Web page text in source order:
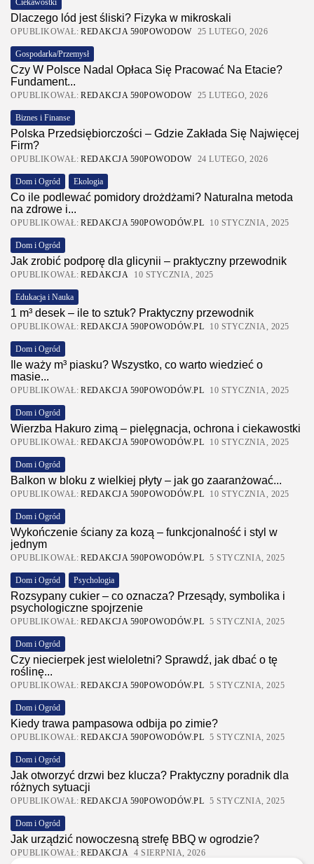
Ciekawostki
Dlaczego lód jest śliski? Fizyka w mikroskali
OPUBLIKOWAŁ: REDAKCJA 590POWODOW 25 LUTEGO, 2026
Gospodarka/Przemysł
Czy W Polsce Nadal Opłaca Się Pracować Na Etacie?
Fundament...
OPUBLIKOWAŁ: REDAKCJA 590POWODOW 25 LUTEGO, 2026
Biznes i Finanse
Polska Przedsiębiorczości – Gdzie Zakłada Się Najwięcej
Firm?
OPUBLIKOWAŁ: REDAKCJA 590POWODOW 24 LUTEGO, 2026
Dom i Ogród Ekologia
Co ile podlewać pomidory drożdżami? Naturalna metoda
na zdrowe i...
OPUBLIKOWAŁ: REDAKCJA 590POWODÓW.PL 10 STYCZNIA, 2025
Dom i Ogród
Jak zrobić podporę dla glicynii – praktyczny przewodnik
OPUBLIKOWAŁ: REDAKCJA 10 STYCZNIA, 2025
Edukacja i Nauka
1 m³ desek – ile to sztuk? Praktyczny przewodnik
OPUBLIKOWAŁ: REDAKCJA 590POWODÓW.PL 10 STYCZNIA, 2025
Dom i Ogród
Ile waży m³ piasku? Wszystko, co warto wiedzieć o
masie...
OPUBLIKOWAŁ: REDAKCJA 590POWODÓW.PL 10 STYCZNIA, 2025
Dom i Ogród
Wierzba Hakuro zimą – pielęgnacja, ochrona i ciekawostki
OPUBLIKOWAŁ: REDAKCJA 590POWODÓW.PL 10 STYCZNIA, 2025
Dom i Ogród
Balkon w bloku z wielkiej płyty – jak go zaaranżować...
OPUBLIKOWAŁ: REDAKCJA 590POWODÓW.PL 10 STYCZNIA, 2025
Dom i Ogród
Wykończenie ściany za kozą – funkcjonalność i styl w
jednym
OPUBLIKOWAŁ: REDAKCJA 590POWODÓW.PL 5 STYCZNIA, 2025
Dom i Ogród Psychologia
Rozsypany cukier – co oznacza? Przesądy, symbolika i
psychologiczne spojrzenie
OPUBLIKOWAŁ: REDAKCJA 590POWODÓW.PL 5 STYCZNIA, 2025
Dom i Ogród
Czy niecierpek jest wieloletni? Sprawdź, jak dbać o tę
roślinę...
OPUBLIKOWAŁ: REDAKCJA 590POWODÓW.PL 5 STYCZNIA, 2025
Dom i Ogród
Kiedy trawa pampasowa odbija po zimie?
OPUBLIKOWAŁ: REDAKCJA 590POWODÓW.PL 5 STYCZNIA, 2025
Dom i Ogród
Jak otworzyć drzwi bez klucza? Praktyczny poradnik dla
różnych sytuacji
OPUBLIKOWAŁ: REDAKCJA 590POWODÓW.PL 5 STYCZNIA, 2025
Dom i Ogród
Jak urządzić nowoczesną strefę BBQ w ogrodzie?
OPUBLIKOWAŁ: REDAKCJA 4 SIERPNIA, 2026